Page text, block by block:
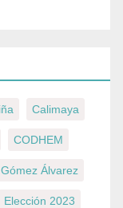
Calimaya
CODHEM
Álvarez
Elección 2023